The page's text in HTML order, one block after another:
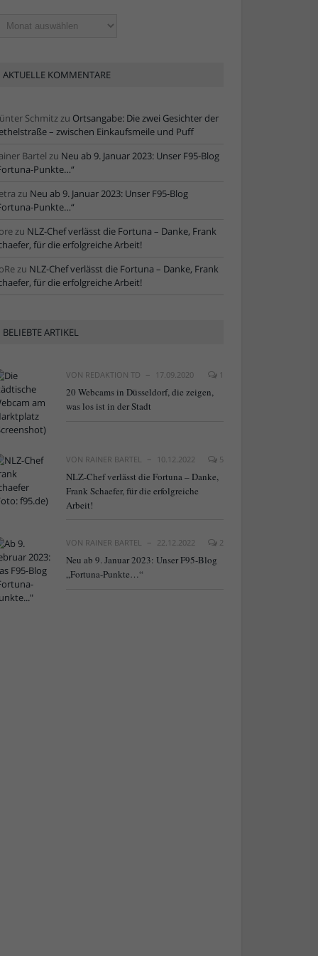
AKTUELLE KOMMENTARE
Schmitzzu Ortsangabe: Die zwei Gesichter der
– zwischen Einkaufsmeile und Puff
Bartel zu Neu ab 9. Januar 2023: Unser F95-Blog
Punkte…“
zu Neu ab 9. Januar 2023: Unser F95-Blog
Punkte…“
zu NLZ-Chef verlässt die Fortuna – Danke, Frank
für die erfolgreiche Arbeit!
zu NLZ-Chef verlässt die Fortuna – Danke, Frank
für die erfolgreiche Arbeit!
BELIEBTE ARTIKEL
VON REDAKTION TD 17.09.2020 1
20 Webcams in Düsseldorf, die zeigen,
was los ist in der Stadt
VON RAINER BARTEL 10.12.2022 5
NLZ-Chef verlässt die Fortuna – Danke,
Frank Schaefer, für die erfolgreiche
Arbeit!
VON RAINER BARTEL 22.12.2022 2
Neu ab 9. Januar 2023: Unser F95-Blog
„Fortuna-Punkte…“